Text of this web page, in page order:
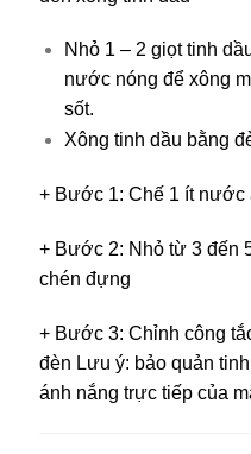
Nhỏ 1 – 2 giọt tinh
nước nóng để xông
sốt.
Xông tinh dầu bằng
+ Bước 1: Chế 1 ít nước
+ Bước 2: Nhỏ từ 3 đến
chén đựng
+ Bước 3: Chỉnh công
đèn Lưu ý: bảo quản
ánh nắng trực tiếp của